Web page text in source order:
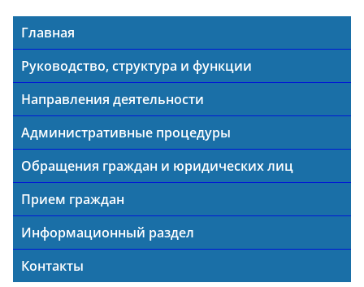
Главная
Руководство, структура и функции
Направления деятельности
Административные процедуры
Обращения граждан и юридических лиц
Прием граждан
Информационный раздел
Контакты